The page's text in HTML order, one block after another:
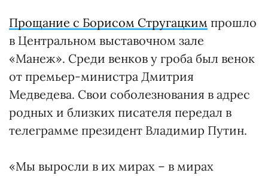
Прощание с Борисом Стругацким прошло
в Центральном выставочном зале
«Манеж». Среди венков у гроба был венок
от премьер-министра Дмитрия
Медведева. Свои соболезнования в адрес
родных и близких писателя передал в
телеграмме президент Владимир Путин.
«Мы выросли в их мирах – в мирах